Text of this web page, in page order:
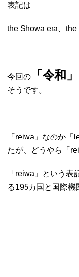
表記は
the Showa era、the
今回の 「令和
そうです。
「reiwa」なのか「
たが、どうやら「
「reiwa」という表
る195カ国と国際機